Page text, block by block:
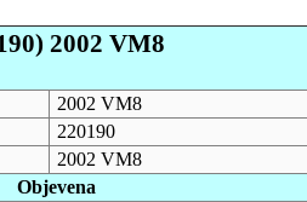
2002 VM8
2002 VM8
220190
2002 VM8
Objevena